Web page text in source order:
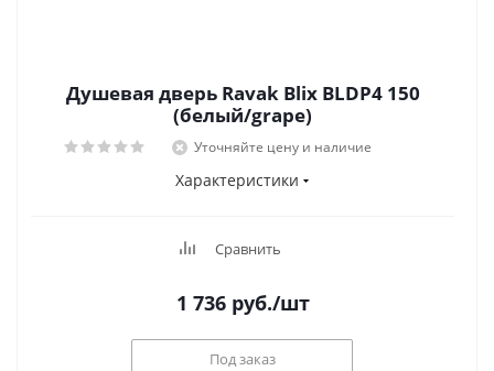
Душевая дверь Ravak Blix BLDP4 150
(белый/grape)
Уточняйте цену и наличие
Характеристики
Сравнить
1 736 руб./шт
Под заказ